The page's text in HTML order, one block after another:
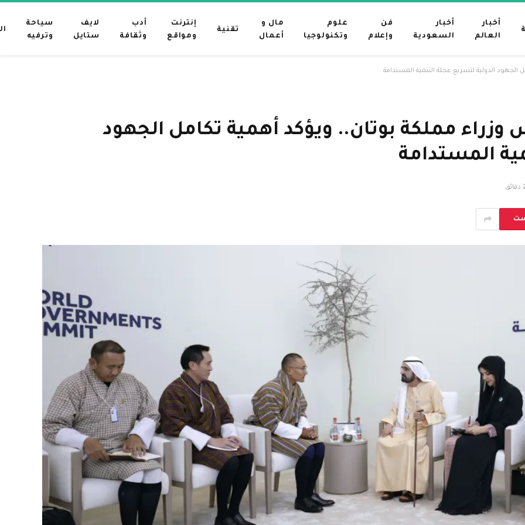
أخبار
العالم
أخبار
السعودية
فن
وإعلام
علوم
وتكنولوجيا
مال و
أعمال
تقنية
إنترنت
ومواقع
أدب
وثقافة
لايف
ستايل
سياحة
وترفيه
الدولية لتسريع عجلة التنمية المستدامة
مملكة بوتان.. ويؤكد أهمية تكامل الجهود
المستدامة